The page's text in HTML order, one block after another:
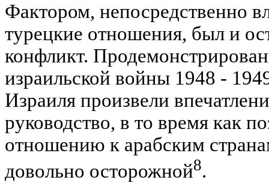
Фактором, непосредственно
турецкие отношения, был и
конфликт.
израильской войны 1948 -
Израиля произвели
руководство, в то время как
отношению к арабским
довольно осторожной8.